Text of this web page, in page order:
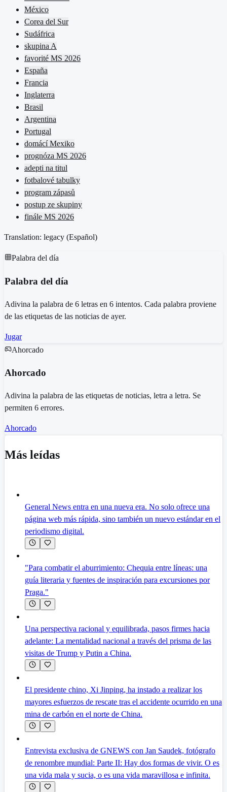
México
Corea del Sur
Sudáfrica
skupina A
favorité MS 2026
España
Francia
Inglaterra
Brasil
Argentina
Portugal
domácí Mexiko
prognóza MS 2026
adepti na titul
fotbalové tabulky
program zápasů
postup ze skupiny
finále MS 2026
Translation: legacy (Español)
Palabra del día
Palabra del día
Adivina la palabra de 6 letras en 6 intentos. Cada palabra proviene
de las etiquetas de las noticias de ayer.
Jugar
Ahorcado
Ahorcado
Adivina la palabra de las etiquetas de noticias, letra a letra. Se
permiten 6 errores.
Ahorcado
Más leídas
General News entra en una nueva era. No solo ofrece una
página web más rápida, sino también un nuevo estándar en el
periodismo digital.
"Para combatir el aburrimiento: Chequia entre líneas: una
guía literaria y fuentes de inspiración para excursiones por
Praga."
Una perspectiva racional y equilibrada, pasos firmes hacia
adelante: La mentalidad nacional a través del prisma de las
visitas de Trump y Putin a China.
El presidente chino, Xi Jinping, ha instado a realizar los
mayores esfuerzos de rescate tras el accidente ocurrido en una
mina de carbón en el norte de China.
Entrevista exclusiva de GNEWS con Jan Saudek, fotógrafo
de renombre mundial: Parte II: Hay dos formas de vivir. O es
una vida mala y sucia, o es una vida maravillosa e infinita.